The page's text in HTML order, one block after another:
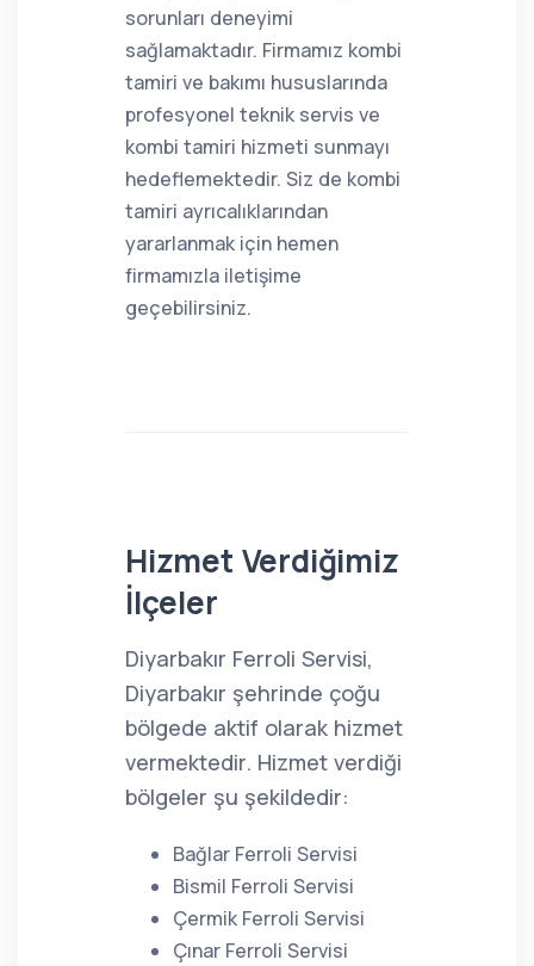
sorunları deneyimi
sağlamaktadır. Firmamız kombi
tamiri ve bakımı hususlarında
profesyonel teknik servis ve
kombi tamiri hizmeti sunmayı
hedeflemektedir. Siz de kombi
tamiri ayrıcalıklarından
yararlanmak için hemen
firmamızla iletişime
geçebilirsiniz.
Hizmet Verdiğimiz
İlçeler
Diyarbakır Ferroli Servisi,
Diyarbakır şehrinde çoğu
bölgede aktif olarak hizmet
vermektedir. Hizmet verdiği
bölgeler şu şekildedir:
Bağlar Ferroli Servisi
Bismil Ferroli Servisi
Çermik Ferroli Servisi
Çınar Ferroli Servisi